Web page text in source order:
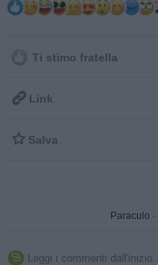
Ti stimo fratella
 Link
 Salva
Paraculo ·
 Leggi i commenti dall'inizio...